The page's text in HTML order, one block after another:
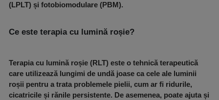
(LPLT) și fotobiomodulare (PBM).
Ce este terapia cu lumină roșie?
Terapia cu lumină roșie (RLT) este o tehnică terapeutică
care utilizează lungimi de undă joase ca cele ale luminii
roșii pentru a trata problemele pielii, cum ar fi ridurile,
cicatricile și rănile persistente. De asemenea, poate ajuta și